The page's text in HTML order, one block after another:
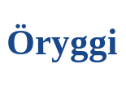
Öryggi